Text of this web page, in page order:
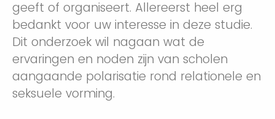
geeft of organiseert. Allereerst heel erg
bedankt voor uw interesse in deze studie.
Dit onderzoek wil nagaan wat de
ervaringen en noden zijn van scholen
aangaande polarisatie rond relationele en
seksuele vorming.